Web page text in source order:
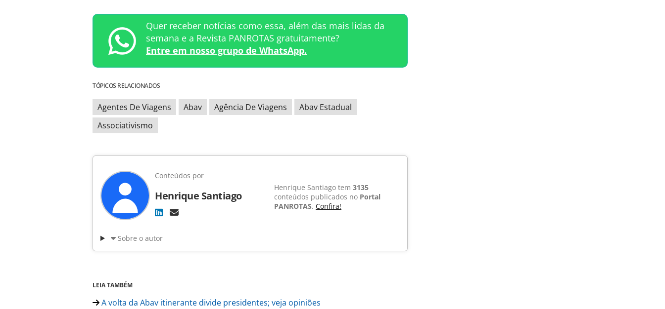
Quer receber notícias como essa, além das mais lidas da
semana e a Revista PANROTAS gratuitamente?
Entre em nosso grupo de WhatsApp.
TÓPICOS RELACIONADOS
Agentes De Viagens Abav Agência De Viagens
Abav Estadual
Associativismo
Conteúdos por
Henrique Santiago
Henrique Santiago tem 3135
conteúdos publicados no Portal
PANROTAS. Confira!
Sobre o autor
LEIA TAMBÉM
A volta da Abav itinerante divide presidentes; veja opiniões